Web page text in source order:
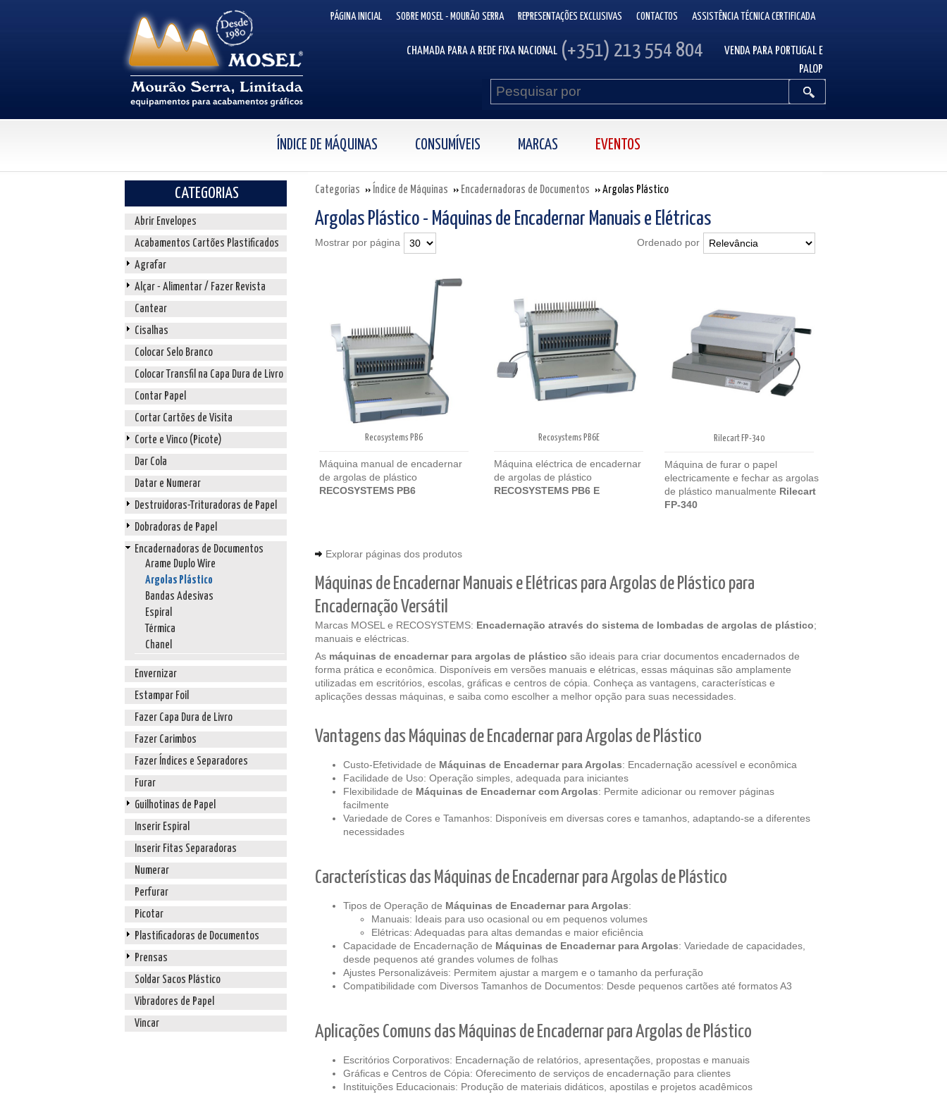
PÁGINA INICIAL SOBRE MOSEL - MOURÃO SERRA REPRESENTAÇÕES EXCLUSIVAS CONTACTOS ASSISTÊNCIA TÉCNICA CERTIFICADA
CHAMADA PARA A REDE FIXA NACIONAL (+351) 213 554 804
VENDA PARA PORTUGAL E
PALOP
ÍNDICE DE MÁQUINAS CONSUMÍVEIS MARCAS EVENTOS
CATEGORIAS
Abrir Envelopes
Acabamentos Cartões Plastificados
Agrafar
Alçar - Alimentar / Fazer Revista
Cantear
Cisalhas
Colocar Selo Branco
Colocar Transfil na Capa Dura de Livro
Contar Papel
Cortar Cartões de Visita
Corte e Vinco (Picote)
Dar Cola
Datar e Numerar
Destruidoras-Trituradoras de Papel
Dobradoras de Papel
Encadernadoras de Documentos
Arame Duplo Wire
Argolas Plástico
Bandas Adesivas
Espiral
Térmica
Chanel
Envernizar
Estampar Foil
Fazer Capa Dura de Livro
Fazer Carimbos
Fazer Índices e Separadores
Furar
Guilhotinas de Papel
Inserir Espiral
Inserir Fitas Separadoras
Numerar
Perfurar
Picotar
Plastificadoras de Documentos
Prensas
Soldar Sacos Plástico
Vibradores de Papel
Vincar
Categorias Índice de Máquinas Encadernadoras de Documentos Argolas Plástico
Argolas Plástico - Máquinas de Encadernar Manuais e Elétricas
Mostrar por página Ordenado por
Recosystems PB6
Máquina manual de encadernar
de argolas de plástico
RECOSYSTEMS PB6
Recosystems PB6E
Máquina eléctrica de encadernar
de argolas de plástico
RECOSYSTEMS PB6 E
Rilecart FP-340
Máquina de furar o papel
electricamente e fechar as argolas
de plástico manualmente Rilecart
FP-340
Explorar páginas dos produtos
Máquinas de Encadernar Manuais e Elétricas para Argolas de Plástico para
Encadernação Versátil
Marcas MOSEL e RECOSYSTEMS: Encadernação através do sistema de lombadas de argolas de plástico;
manuais e eléctricas.
As máquinas de encadernar para argolas de plástico são ideais para criar documentos encadernados de
forma prática e econômica. Disponíveis em versões manuais e elétricas, essas máquinas são amplamente
utilizadas em escritórios, escolas, gráficas e centros de cópia. Conheça as vantagens, características e
aplicações dessas máquinas, e saiba como escolher a melhor opção para suas necessidades.
Vantagens das Máquinas de Encadernar para Argolas de Plástico
Custo-Efetividade de Máquinas de Encadernar para Argolas: Encadernação acessível e econômica
Facilidade de Uso: Operação simples, adequada para iniciantes
Flexibilidade de Máquinas de Encadernar com Argolas: Permite adicionar ou remover páginas
facilmente
Variedade de Cores e Tamanhos: Disponíveis em diversas cores e tamanhos, adaptando-se a diferentes
necessidades
Características das Máquinas de Encadernar para Argolas de Plástico
Tipos de Operação de Máquinas de Encadernar para Argolas:
Manuais: Ideais para uso ocasional ou em pequenos volumes
Elétricas: Adequadas para altas demandas e maior eficiência
Capacidade de Encadernação de Máquinas de Encadernar para Argolas: Variedade de capacidades,
desde pequenos até grandes volumes de folhas
Ajustes Personalizáveis: Permitem ajustar a margem e o tamanho da perfuração
Compatibilidade com Diversos Tamanhos de Documentos: Desde pequenos cartões até formatos A3
Aplicações Comuns das Máquinas de Encadernar para Argolas de Plástico
Escritórios Corporativos: Encadernação de relatórios, apresentações, propostas e manuais
Gráficas e Centros de Cópia: Oferecimento de serviços de encadernação para clientes
Instituições Educacionais: Produção de materiais didáticos, apostilas e projetos acadêmicos